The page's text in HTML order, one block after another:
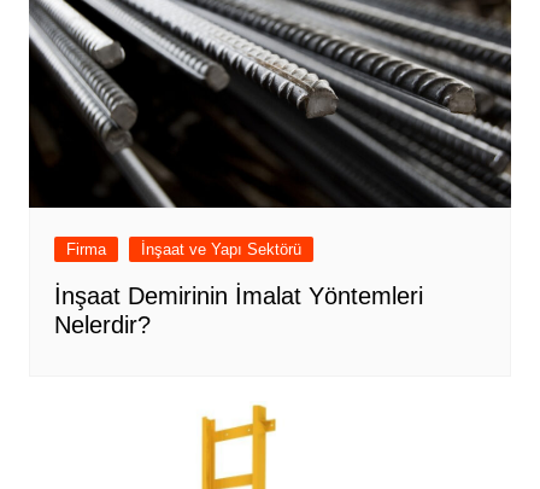
Firma İnşaat ve Yapı Sektörü
İnşaat Demirinin İmalat Yöntemleri
Nelerdir?